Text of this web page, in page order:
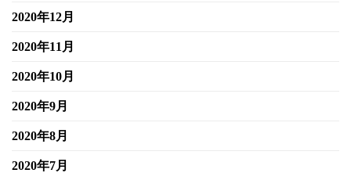
2020年12月
2020年11月
2020年10月
2020年9月
2020年8月
2020年7月